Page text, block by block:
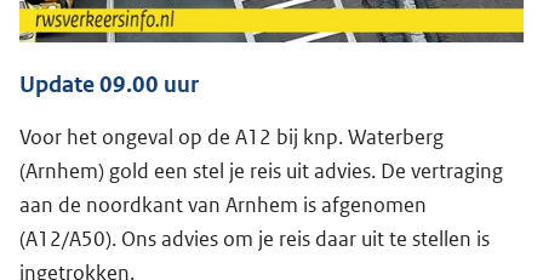
Update 09.00 uur
Voor het ongeval op de A12 bij knp. Waterberg
(Arnhem) gold een stel je reis uit advies. De vertraging
aan de noordkant van Arnhem is afgenomen
(A12/A50). Ons advies om je reis daar uit te stellen is
ingetrokken.